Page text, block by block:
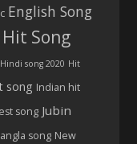
English Song
Song
Hindi song 2020 Hit
song Indian hit
song Jubin
song New